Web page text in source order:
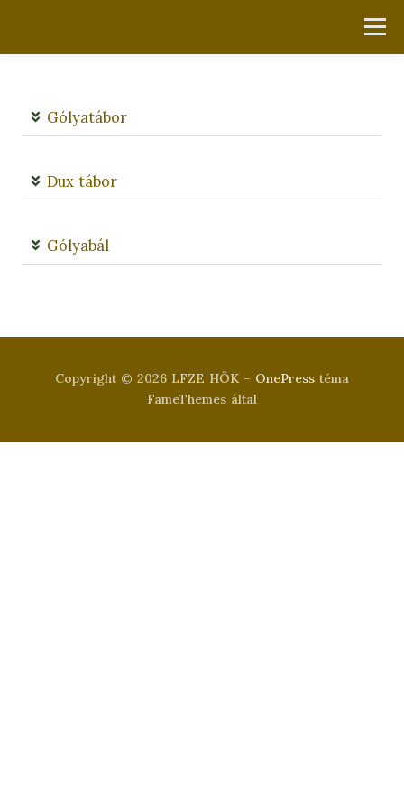
Menü
LEHETŐSÉGEK DOKUMENTUMOK KAPCSOLAT
Gólyatábor
Dux tábor
Gólyabál
Copyright © 2026 LFZE HÖK – OnePress téma
FameThemes által